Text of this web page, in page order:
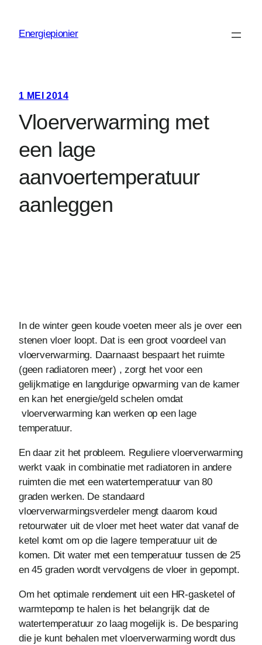
Energiepionier
1 MEI 2014
Vloerverwarming met
een lage
aanvoertemperatuur
aanleggen
In de winter geen koude voeten meer als je over een
stenen vloer loopt. Dat is een groot voordeel van
vloerverwarming. Daarnaast bespaart het ruimte
(geen radiatoren meer) , zorgt het voor een
gelijkmatige en langdurige opwarming van de kamer
en kan het energie/geld schelen omdat
vloerverwarming kan werken op een lage
temperatuur.
En daar zit het probleem. Reguliere vloerverwarming
werkt vaak in combinatie met radiatoren in andere
ruimten die met een watertemperatuur van 80
graden werken. De standaard
vloerverwarmingsverdeler mengt daarom koud
retourwater uit de vloer met heet water dat vanaf de
ketel komt om op die lagere temperatuur uit de
komen. Dit water met een temperatuur tussen de 25
en 45 graden wordt vervolgens de vloer in gepompt.
Om het optimale rendement uit een HR-gasketel of
warmtepomp te halen is het belangrijk dat de
watertemperatuur zo laag mogelijk is. De besparing
die je kunt behalen met vloerverwarming wordt dus